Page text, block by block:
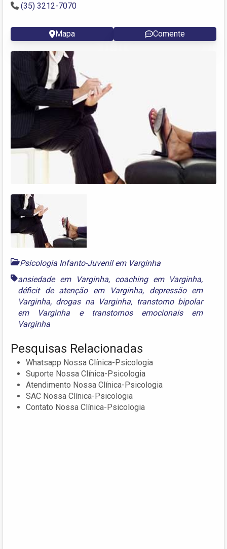
(35) 3212-7070
Mapa Comente
Psicologia Infanto-Juvenil em Varginha
ansiedade em Varginha, coaching em Varginha,
déficit de atenção em Varginha, depressão em
Varginha, drogas na Varginha, transtorno bipolar
em Varginha e
transtornos emocionais em
Varginha
Pesquisas Relacionadas
Whatsapp Nossa Clínica-Psicologia
Suporte Nossa Clínica-Psicologia
Atendimento Nossa Clínica-Psicologia
SAC Nossa Clínica-Psicologia
Contato Nossa Clínica-Psicologia